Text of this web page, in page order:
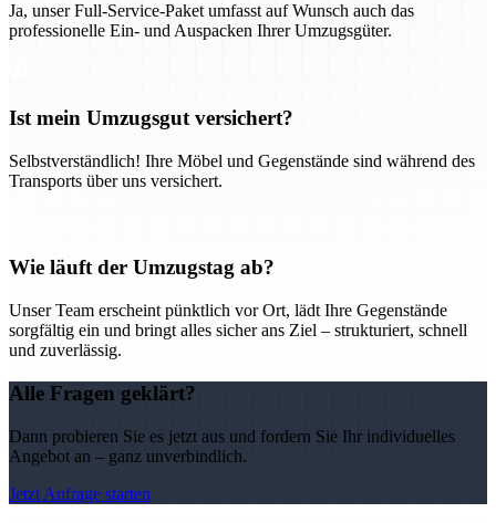
Ja, unser Full-Service-Paket umfasst auf Wunsch auch das
professionelle Ein- und Auspacken Ihrer Umzugsgüter.
Ist mein Umzugsgut versichert?
Selbstverständlich! Ihre Möbel und Gegenstände sind während des
Transports über uns versichert.
Wie läuft der Umzugstag ab?
Unser Team erscheint pünktlich vor Ort, lädt Ihre Gegenstände
sorgfältig ein und bringt alles sicher ans Ziel – strukturiert, schnell
und zuverlässig.
Alle Fragen geklärt?
Dann probieren Sie es jetzt aus und fordern Sie Ihr individuelles
Angebot an – ganz unverbindlich.
Jetzt Anfrage starten